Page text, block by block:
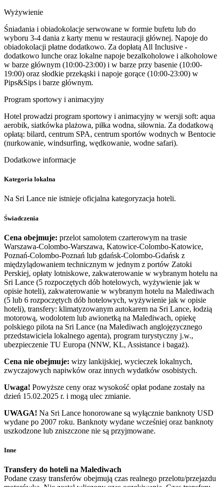
Wyżywienie
Śniadania i obiadokolacje serwowane w formie bufetu lub do
wyboru 3-4 dania z karty menu w restauracji głównej. Napoje do
obiadokolacji płatne dodatkowo. Za dopłatą All Inclusive -
dodatkowo lunche oraz lokalne napoje bezalkoholowe i alkoholowe
w barze głównym (10:00-23:00) i w barze przy basenie (10:00-
19:00) oraz słodkie przekąski i napoje gorące (10:00-23:00) w
Pips&Sips i barze głównym.
Program sportowy i animacyjny
Hotel prowadzi program sportowy i animacyjny w wersji soft: aqua
aerobik, siatkówka plażowa, piłka wodna, siłownia. Za dodatkową
opłatą: bilard, centrum SPA, centrum sportów wodnych w Bentocie
(nurkowanie, windsurfing, wędkowanie, wodne safari).
Dodatkowe informacje
Kategoria lokalna
Na Sri Lance nie istnieje oficjalna kategoryzacja hoteli.
Świadczenia
Cena obejmuje: przelot samolotem czarterowym na trasie
Warszawa-Colombo-Warszawa, Katowice-Colombo-Katowice,
Poznań-Colombo-Poznań lub gdańsk-Colombo-Gdańsk z
międzylądowaniem technicznym w jednym z portów Zatoki
Perskiej, opłaty lotniskowe, zakwaterowanie w wybranym hotelu na
Sri Lance (5 rozpoczętych dób hotelowych, wyżywienie jak w
opisie hoteli), zakwaterowanie w wybranym hotelu na Malediwach
(5 lub 6 rozpoczętych dób hotelowych, wyżywienie jak w opisie
hoteli), transfery: klimatyzowanym autokarem na Sri Lance, łodzią
motorową, wodolotem lub awionetką na Malediwach, opiekę
polskiego pilota na Sri Lance (na Malediwach anglojęzycznego
przedstawiciela lokalnego agenta), program turystyczny j.w.,
ubezpieczenie TU Europa (NNW, KL, Assistance i bagaż).
Cena nie obejmuje: wizy lankijskiej, wycieczek lokalnych,
zwyczajowych napiwków oraz innych wydatków osobistych.
Uwaga! Powyższe ceny oraz wysokość opłat podane zostały na
dzień 15.02.2025 r. i mogą ulec zmianie.
UWAGA! Na Sri Lance honorowane są wyłącznie banknoty USD
wydane po 2007 roku. Banknoty wydane wcześniej oraz banknoty
uszkodzone lub zniszczone nie są przyjmowane.
Inne
Transfery do hoteli na Malediwach
Podane czasy transferów obejmują czas realnego przelotu/przejazdu